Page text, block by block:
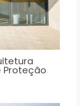
Proteção